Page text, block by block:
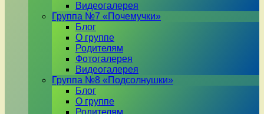
Видеогалерея
Группа №7 «Почемучки»
Блог
О группе
Родителям
Фотогалерея
Видеогалерея
Группа №8 «Подсолнушки»
Блог
О группе
Родителям